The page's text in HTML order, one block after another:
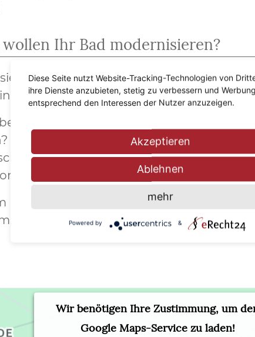
wollen Ihr Bad modernisieren?
oder Renovierung Ihres
Fragen beantwortet werden:
modern oder vielleicht doch klassisch
ich mich?
und die Trockenbauarbeiten weitere
Projekt „Komplettbad“ auf Sie
Sie sich auf das Wesentliche
Wir benötigen Ihre Zustimmung, um
Google Maps-Service zu laden!
Diese Seite nutzt Website-Tracking-Technologien von
ihre Dienste anzubieten, stetig zu verbessern und Werbung
entsprechend den Interessen der Nutzer anzuzeigen.
Akzeptieren
Ablehnen
mehr
Powered by &